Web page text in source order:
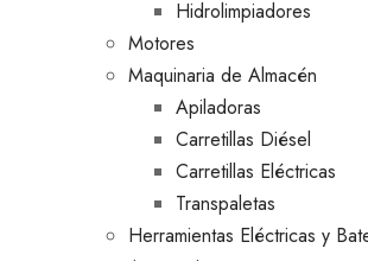
Hidrolimpiadores
Motores
Maquinaria de Almacén
Apiladoras
Carretillas Diésel
Carretillas Eléctricas
Transpaletas
Herramientas Eléctricas y